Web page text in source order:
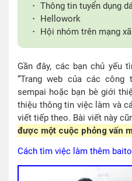
・ Thông tin tuyển dụng
・ Hellowork
・ Hội nhóm trên mạng
Gần đây, các bạn chủ yếu
“Trang web của các
sempai hoặc bạn bè giới
thiệu thông tin việc làm và
viết tiếp theo. Bài viết này
được một cuộc phỏng vấn
Cách tìm việc làm thêm